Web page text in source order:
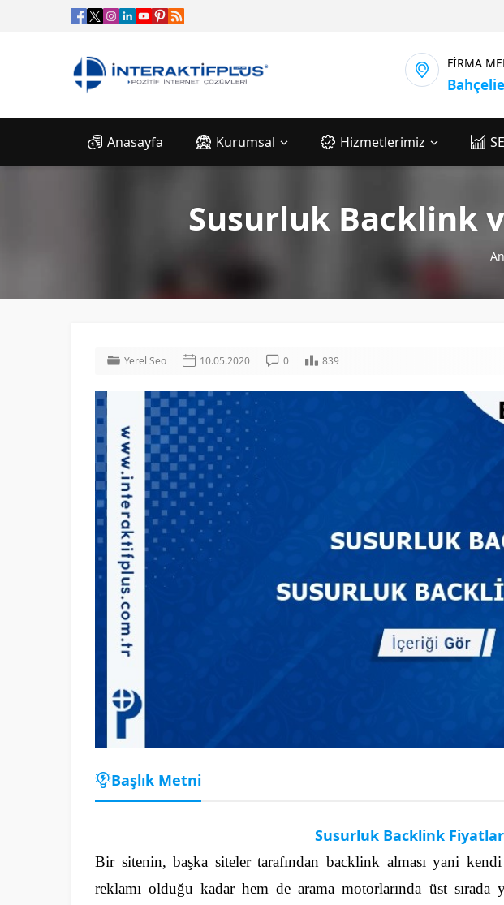
FİRMA
Anasayfa Kurumsal Hizmetlerimiz
Susurluk Backlink
Yerel Seo 10.05.2020 0 839
Başlık Metni
Susurluk Backlink
Bir sitenin, başka siteler tarafından backlink alması yani
reklamı olduğu kadar hem de arama motorlarında üst